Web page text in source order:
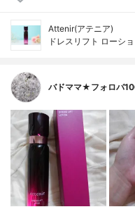
Attenir(アテニア)
ドレスリフト ローシ
バドママ★フォロバ